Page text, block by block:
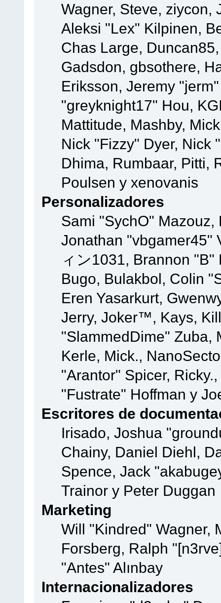
Wagner, Steve, ziycon,
Aleksi "Lex" Kilpinen,
Chas Large,
Gadsdon, gbsothere,
Eriksson, Jeremy
"greyknight17" Hou,
Mattitude, Mashby,
Nick "Fizzy" Dyer, Nick
Dhima, Rumbaar, Pitti,
Poulsen y xenovanis
Personalizadores
Sami "SychO"
Jonathan "vbgamer45"
ィン1031, Brannon
Bugo, Bulakbol, Colin
Eren Yasarkurt,
Jerry, Joker™, Kays,
"SlammedDime" Zuba,
Kerle, Mick.,
"Arantor" Spicer,
"Fustrate" Hoffman y
Escritores de
Irisado, Joshua
Chainy, Daniel Diehl,
Spence, Jack
Trainor y Peter Duggan
Marketing
Will "Kindred" Wagner,
Forsberg, Ralph
"Antes" Alınbay
Internacionalizadores